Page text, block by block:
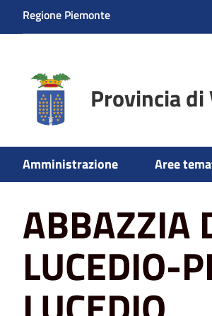
Regione Piemonte
Provincia di
Amministrazione Aree
Home La sede ABBAZZIA DI
ABBAZZIA
LUCEDIO-